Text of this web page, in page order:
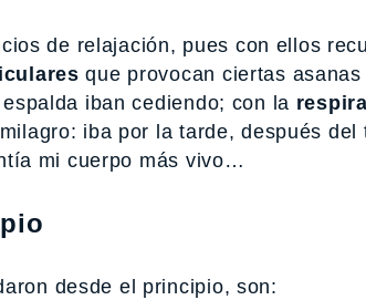
de relajación, pues con ellos
que provocan ciertas
iban cediendo; con la
iba por la tarde, después del
mi cuerpo más vivo…
desde el principio, son: